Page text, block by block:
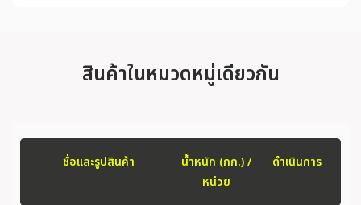
สินค้าในหมวดหมู่เดียวกัน
ชื่อและรูปสินค้า
น้ำหนัก (กก.) /
หน่วย
ดำเนินการ